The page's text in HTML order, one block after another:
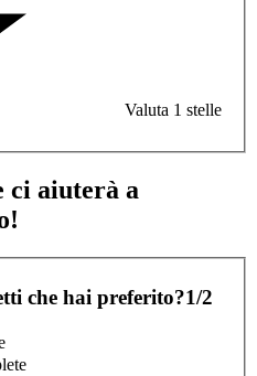
Valuta 1 stelle
ci aiuterà a
che hai preferito?1/2